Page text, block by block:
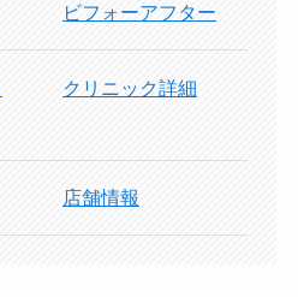
ビフォーアフター
クリニック詳細
店舗情報